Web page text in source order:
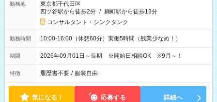
勤務地
東京都千代田区
四ツ谷駅から徒歩2分 / 麹町駅から徒歩13分
コンサルタント・シンクタンク
勤務時間 10:00-16:00（休憩60分）実働5時間（残業少なめ！）
期間 2026年09月01日～長期 ※開始日相談OK ※9月～！
特徴 履歴書不要 / 服装自由
気になる！ 応募する 詳細へ